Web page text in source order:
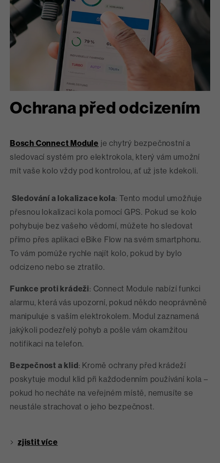
Ochrana před odcizením
Bosch Connect Module je chytrý bezpečnostní a
sledovací systém pro elektrokola, který vám umožní
mít vaše kolo vždy pod kontrolou, ať už jste kdekoli.
Sledování a lokalizace kola: Tento modul umožňuje
přesnou lokalizaci kola pomocí GPS. Pokud se kolo
pohybuje bez vašeho vědomí, můžete ho sledovat
přímo přes aplikaci eBike Flow na svém smartphonu.
To vám pomůže rychle najít kolo, pokud by bylo
odcizeno nebo se ztratilo.
Funkce proti krádeži: Connect Module nabízí funkci
alarmu, která vás upozorní, pokud někdo neoprávněně
manipuluje s vaším elektrokolem. Modul zaznamená
jakýkoli podezřelý pohyb a pošle vám okamžitou
notifikaci na telefon.
Bezpečnost a klid: Kromě ochrany před krádeží
poskytuje modul klid při každodenním používání kola –
pokud ho necháte na veřejném místě, nemusíte se
neustále strachovat o jeho bezpečnost.
zjistit více